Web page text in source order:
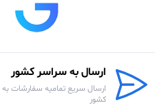
ارسال به سراسر کشور
ارسال سریع تمامیه سفارشات
کشور